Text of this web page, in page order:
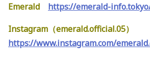
Emerald https://emerald-
Instagram（emerald.official.05）
https://www.instagram.com/